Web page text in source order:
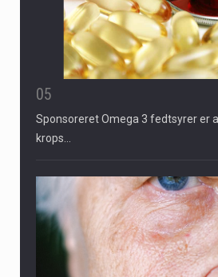
05
Sponsoreret Omega 3 fedtsyrer er
krops…